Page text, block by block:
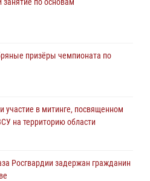
призёры чемпионата по
участие в митинге, посвященном
на территорию области
Росгвардии задержан гражданин